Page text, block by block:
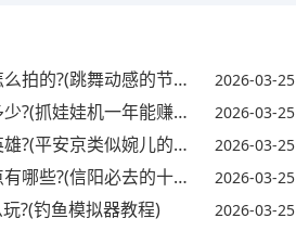
舞动感的节奏感怎么拍的视频) 2026-03-25
娃娃机一年能赚多少钱) 2026-03-25
安京类似婉儿的英雄名字) 2026-03-25
阳必去的十大景点有哪些地方) 2026-03-25
?(钓鱼模拟器教程) 2026-03-25